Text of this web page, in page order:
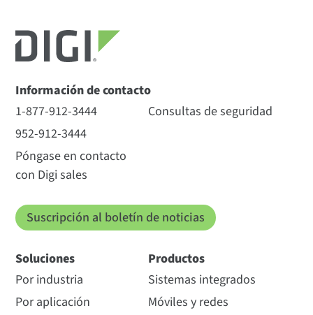
Información de contacto
1-877-912-3444
952-912-3444
Póngase en contacto
con Digi sales
Consultas de seguridad
Suscripción al boletín de noticias
Soluciones
Por industria
Por aplicación
Productos
Sistemas integrados
Móviles y redes